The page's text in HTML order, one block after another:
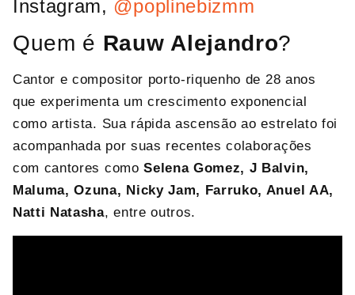
Instagram, @poplinebizmm
Quem é Rauw Alejandro?
Cantor e compositor porto-riquenho de 28 anos
que experimenta um crescimento exponencial
como artista. Sua rápida ascensão ao estrelato foi
acompanhada por suas recentes colaborações
com cantores comoSelena Gomez, J Balvin,
Maluma, Ozuna, Nicky Jam, Farruko, Anuel AA,
Natti Natasha, entre outros.